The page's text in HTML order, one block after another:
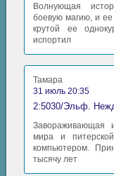
Волнующая
боевую магию, и
крутой ее
испортил
Тамара
31 июль 20:35
2:5030/Эльф.
Завораживающая
мира и
компьютером.
тысячу лет